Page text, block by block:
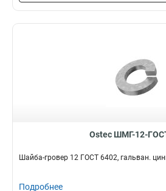
Ostec ШМГ-12-
Шайба-гровер 12 ГОСТ 6402, гальван.
Подробнее